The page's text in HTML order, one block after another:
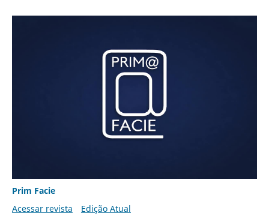
Prim Facie
Acessar revista
Edição Atual